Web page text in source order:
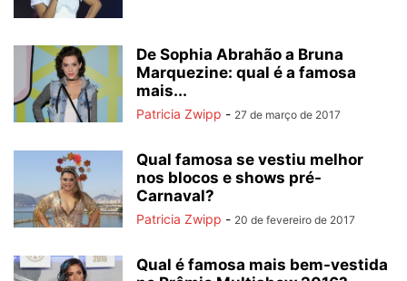
De Sophia Abrahão a Bruna
Marquezine: qual é a famosa
mais...
Patricia Zwipp - 27 de março de 2017
Qual famosa se vestiu melhor
nos blocos e shows pré-
Carnaval?
Patricia Zwipp - 20 de fevereiro de 2017
Qual é famosa mais bem-vestida